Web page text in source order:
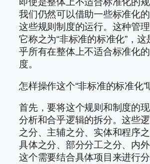
我们仍然可以借助一些标准化
这些规则制度的运行。这种管
它称之为“非标准的标准化”，
乎所有在整体上不适合标准化
度。
怎样操作这个“非标准的标准化”
首先，要将这个规则和制度的
分析和合乎逻辑的拆分。这些
之分、主辅之分、实体和程序
具体之分、部分分工之分、内外
这个需要结合具体项目来进行